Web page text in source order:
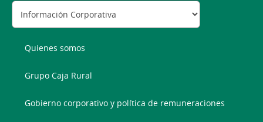
Quienes somos
Grupo Caja Rural
Gobierno corporativo y política de remuneraciones